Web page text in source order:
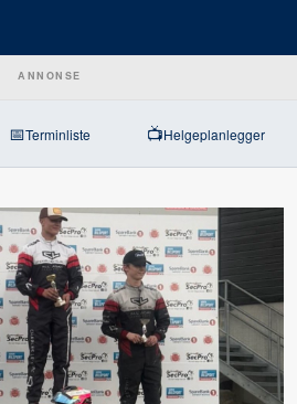
ANNONSE
📅Terminliste 📺Helgeplanlegger